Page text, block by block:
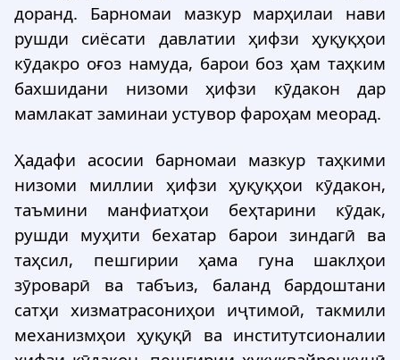
доранд. Барномаи мазкур марҳилаи нави
рушди сиёсати давлатии ҳифзи ҳуқуқҳои
кӯдакро оғоз намуда, барои боз ҳам таҳким
бахшидани низоми ҳифзи кӯдакон дар
мамлакат заминаи устувор фароҳам меорад.
Ҳадафи асосии барномаи мазкур таҳкими
низоми миллии ҳифзи ҳуқуқҳои кӯдакон,
таъмини манфиатҳои беҳтарини кӯдак,
рушди муҳити бехатар барои зиндагӣ ва
таҳсил, пешгирии ҳама гуна шаклҳои
зӯроварӣ ва табъиз, баланд бардоштани
сатҳи хизматрасониҳои иҷтимоӣ, такмили
механизмҳои ҳуқуқӣ ва институтсионалии